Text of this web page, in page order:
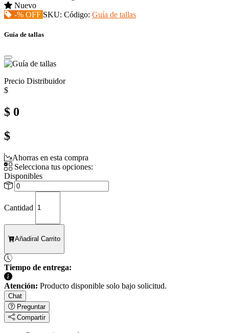
Nuevo
-% OFF SKU: Código: Guía de tallas
Guía de tallas
Precio Distribuidor
$
$ 0
$
Ahorras en esta compra
Selecciona tus opciones:
Disponibles
Cantidad
Añadiral Carrito
Tiempo de entrega:
Atención: Producto disponible solo bajo solicitud.
Chat
Preguntar
Compartir